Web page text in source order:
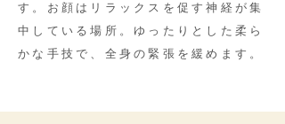
す。お顔はリラックスを促す神経が集
中している場所。ゆったりとした柔ら
かな手技で、全身の緊張を緩めます。